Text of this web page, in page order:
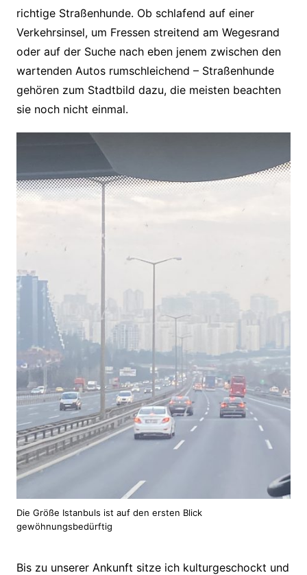
richtige Straßenhunde. Ob schlafend auf einer
Verkehrsinsel, um Fressen streitend am Wegesrand
oder auf der Suche nach eben jenem zwischen den
wartenden Autos rumschleichend – Straßenhunde
gehören zum Stadtbild dazu, die meisten beachten
sie noch nicht einmal.
Die Größe Istanbuls ist auf den ersten Blick
gewöhnungsbedürftig
Bis zu unserer Ankunft sitze ich kulturgeschockt und